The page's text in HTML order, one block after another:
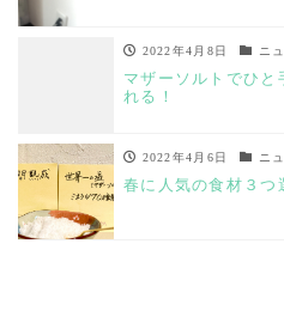
2022年4月8日 ニ
マザーソルトでひと
れる！
2022年4月6日 ニ
春に人気の食材３つ